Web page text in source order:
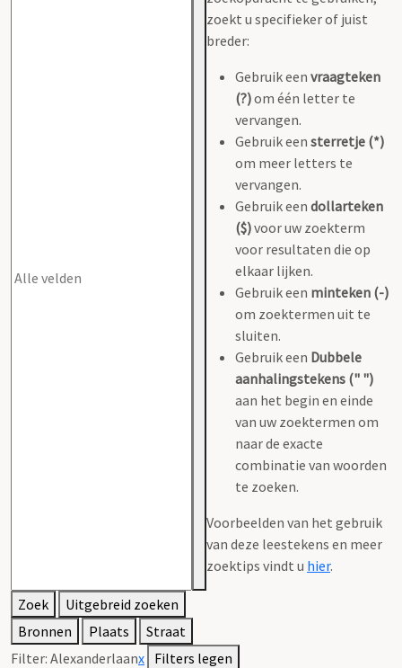
zoekt u specifieker of juist
breder:
Gebruik een vraagteken
(?)om één letter te
vervangen.
Gebruik een sterretje (*)
om meer letters te
vervangen.
Gebruik een dollarteken
($)voor uw zoekterm
voor resultaten die op
elkaar lijken.
Gebruik een minteken (-)
om zoektermen uit te
sluiten.
Gebruik een Dubbele
aanhalingstekens (" ")
aan het begin en einde
van uw zoektermen om
naar de exacte
combinatie van woorden
te zoeken.
Voorbeelden van het gebruik
van deze leestekens en meer
zoektips vindt u hier.
Zoek
Uitgebreid zoeken
Bronnen
Plaats
Straat
Filter: Alexanderlaanx Filters legen